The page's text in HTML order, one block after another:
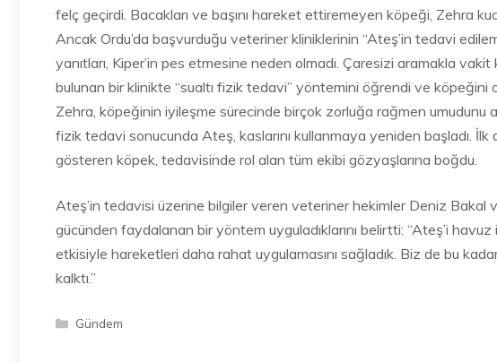
felç geçirdi. Bacakları ve başını hareket ettiremeyen köpeği, Zehra
Ancak Ordu’da başvurduğu veteriner kliniklerinin “Ateş’in tedavi
yanıtları, Kiper’in pes etmesine neden olmadı. Çaresizi aramakla
bulunan bir klinikte “sualtı fizik tedavi” yöntemini öğrendi ve
Zehra, köpeğinin iyileşme sürecinde birçok zorluğa rağmen umudunu
fizik tedavi sonucunda Ateş, kaslarını kullanmaya yeniden başladı.
gösteren köpek, tedavisinde rol alan tüm ekibi gözyaşlarına boğdu.
Ateş’in tedavisi üzerine bilgiler veren veteriner hekimler Deniz Bakal
gücünden faydalanan bir yöntem uyguladıklarını belirtti: “Ateş’i
etkisiyle hareketleri daha rahat uygulamasını sağladık. Biz de bu
kalktı.”
Kategoriler
Gündem